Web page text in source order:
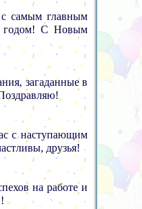
самым главным
годом! С Новым
загаданные в
с наступающим
друзья!
на работе и